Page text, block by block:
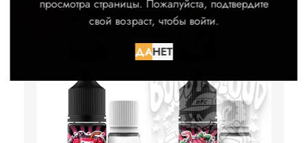
просмотра страницы. Пожалуйста, подтвердите
свой возраст, чтобы войти.
ДАНЕТ